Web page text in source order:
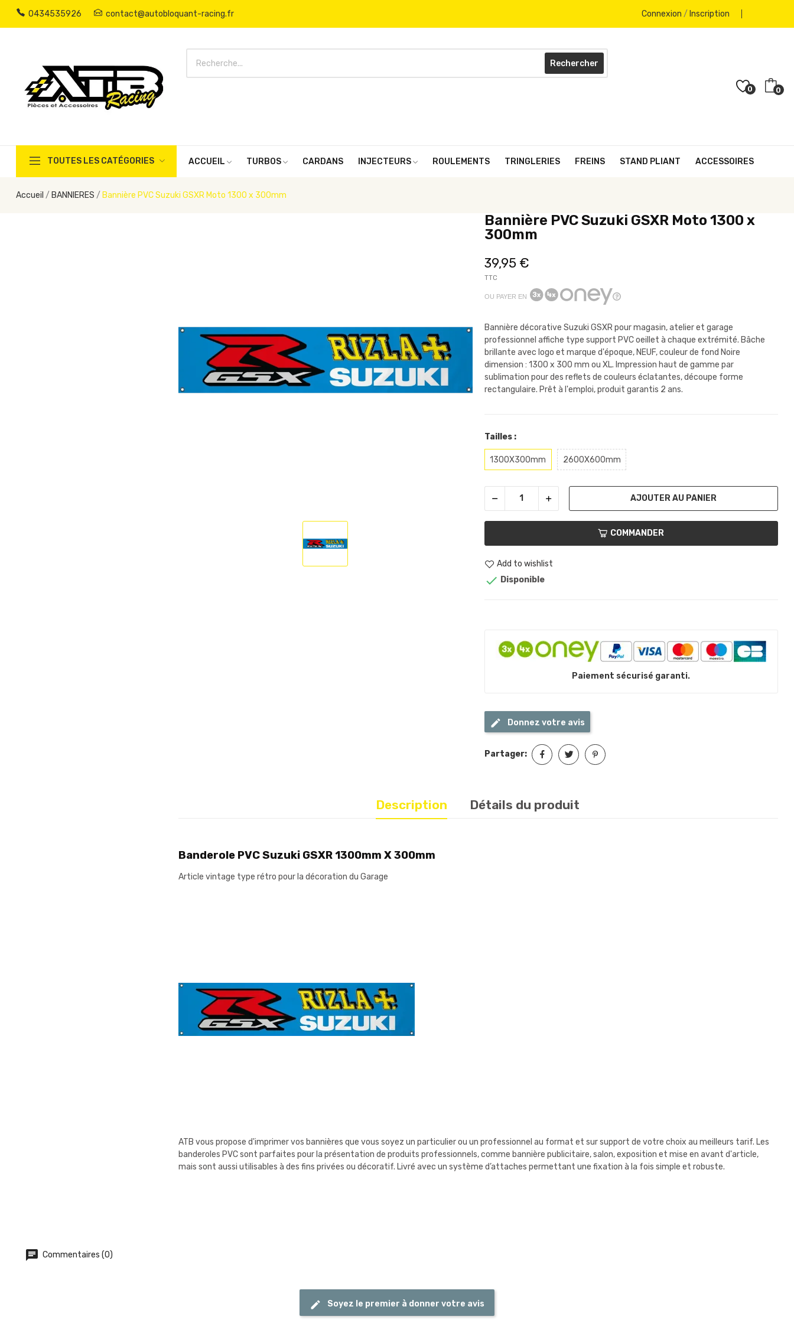
0434535926 contact@autobloquant-racing.fr Connexion / Inscription
Rechercher
0 0
TOUTES LES CATÉGORIES ACCUEIL TURBOS CARDANS INJECTEURS ROULEMENTS TRINGLERIES FREINS STAND PLIANT ACCESSOIRES
Accueil BANNIERES Bannière PVC Suzuki GSXR Moto 1300 x 300mm
Bannière PVC Suzuki GSXR Moto 1300 x
300mm
39,95 €
TTC
OU PAYER EN
Bannière décorative Suzuki GSXR pour magasin, atelier et garage
professionnel affiche type support PVC oeillet à chaque extrémité. Bâche
brillante avec logo et marque d'époque, NEUF, couleur de fond Noire
dimension : 1300 x 300 mm ou XL. Impression haut de gamme par
sublimation pour des reflets de couleurs éclatantes, découpe forme
rectangulaire. Prêt à l'emploi, produit garantis 2 ans.
Tailles :
1300X300mm 2600X600mm
AJOUTER AU PANIER
COMMANDER
Add to wishlist
 Disponible
Paiement sécurisé garanti.
Donnez votre avis
Partager:
Description Détails du produit
Banderole PVC Suzuki GSXR 1300mm X 300mm
Article vintage type rétro pour la décoration du Garage
ATB vous propose d'imprimer vos bannières que vous soyez un particulier ou un professionnel au format et sur support de votre choix au meilleurs tarif. Les
banderoles PVC sont parfaites pour la présentation de produits professionnels, comme bannière publicitaire, salon, exposition et mise en avant d'article,
mais sont aussi utilisables à des fins privées ou décoratif. Livré avec un système d’attaches permettant une fixation à la fois simple et robuste.
Commentaires (0)
Soyez le premier à donner votre avis